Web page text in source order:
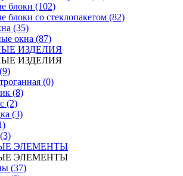
блоки (102)
блоки со стеклопакетом (82)
(35)
окна (87)
ИЗДЕЛИЯ
ИЗДЕЛИЯ
(0)
(8)
(2)
(3)
ЭЛЕМЕНТЫ
ЭЛЕМЕНТЫ
(37)